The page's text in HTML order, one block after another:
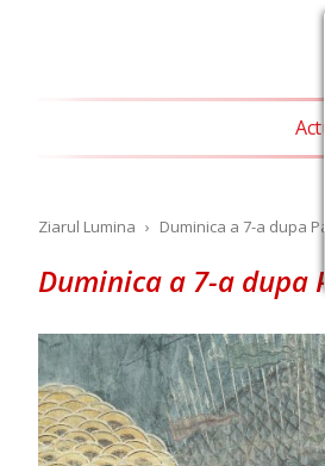
Ziarul Lumina › Duminica a 7-a dupa
Duminica a 7-a dupa